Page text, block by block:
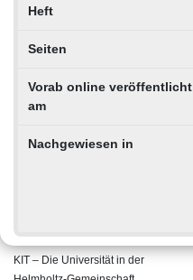
Heft
Seiten
Vorab online veröffentlicht
am
Nachgewiesen in
KIT – Die Universität in der